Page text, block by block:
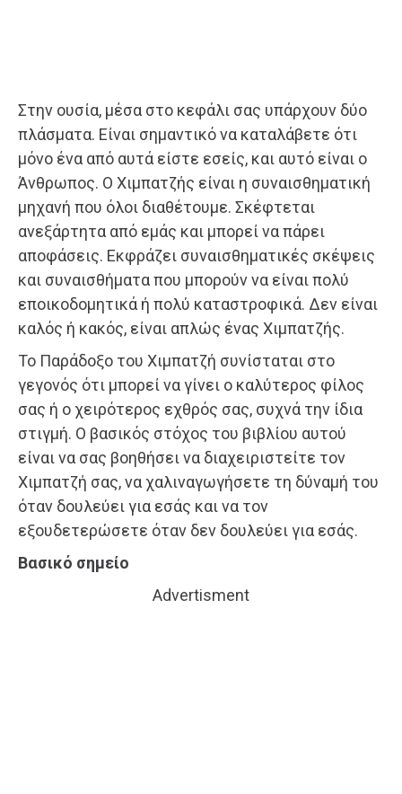
Στην ουσία, μέσα στο κεφάλι σας υπάρχουν δύο
πλάσματα. Είναι σημαντικό να καταλάβετε ότι
μόνο ένα από αυτά είστε εσείς, και αυτό είναι ο
Άνθρωπος. Ο Χιμπατζής είναι η συναισθηματική
μηχανή που όλοι διαθέτουμε. Σκέφτεται
ανεξάρτητα από εμάς και μπορεί να πάρει
αποφάσεις. Εκφράζει συναισθηματικές σκέψεις
και συναισθήματα που μπορούν να είναι πολύ
εποικοδομητικά ή πολύ καταστροφικά. Δεν είναι
καλός ή κακός, είναι απλώς ένας Χιμπατζής.
Το Παράδοξο του Χιμπατζή συνίσταται στο
γεγονός ότι μπορεί να γίνει ο καλύτερος φίλος
σας ή ο χειρότερος εχθρός σας, συχνά την ίδια
στιγμή. Ο βασικός στόχος του βιβλίου αυτού
είναι να σας βοηθήσει να διαχειριστείτε τον
Χιμπατζή σας, να χαλιναγωγήσετε τη δύναμή του
όταν δουλεύει για εσάς και να τον
εξουδετερώσετε όταν δεν δουλεύει για εσάς.
Βασικό σημείο
Advertisment